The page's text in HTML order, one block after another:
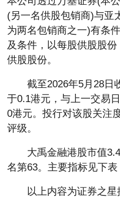
(另一名供股包销商)与亚
为两名包销商之一)有条
及条件，以每股供股股
供股股份。
截至2026年5月28日
于0.1港元，与上一交易
0港元。投行对该股关注
评级。
大禹金融港股市值
名第63。主要指标见下表
以上内容为证券之